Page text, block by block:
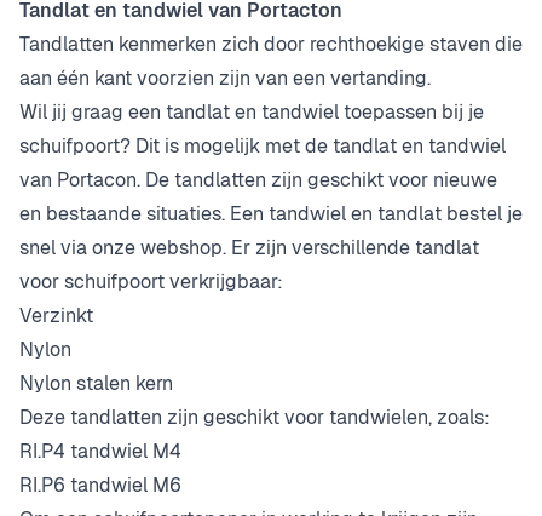
Tandlat en tandwiel van Portacton
Tandlatten kenmerken zich door rechthoekige staven die
aan één kant voorzien zijn van een vertanding.
Wil jij graag een tandlat en tandwiel toepassen bij je
schuifpoort? Dit is mogelijk met de tandlat en tandwiel
van Portacon. De tandlatten zijn geschikt voor nieuwe
en bestaande situaties. Een tandwiel en tandlat bestel je
snel via onze webshop. Er zijn verschillende tandlat
voor schuifpoort verkrijgbaar:
Verzinkt
Nylon
Nylon stalen kern
Deze tandlatten zijn geschikt voor tandwielen, zoals:
RI.P4 tandwiel M4
RI.P6 tandwiel M6